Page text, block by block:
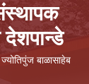
देशपान्डे
बाळासाहेब